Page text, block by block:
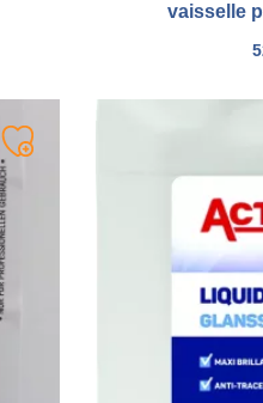
vaisselle
Ajouter